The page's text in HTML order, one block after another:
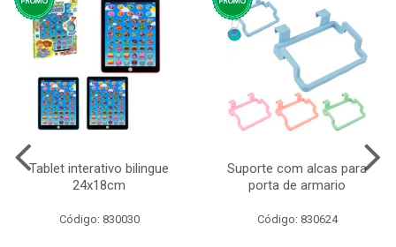
Tablet interativo bilingue
24x18cm
Código: 830030
Suporte com alcas para
porta de armario
Código: 830624